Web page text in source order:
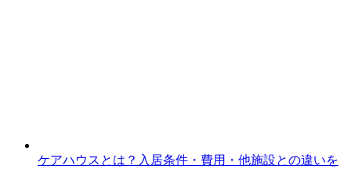
ケアハウスとは？入居条件・費用・他施設との違いを